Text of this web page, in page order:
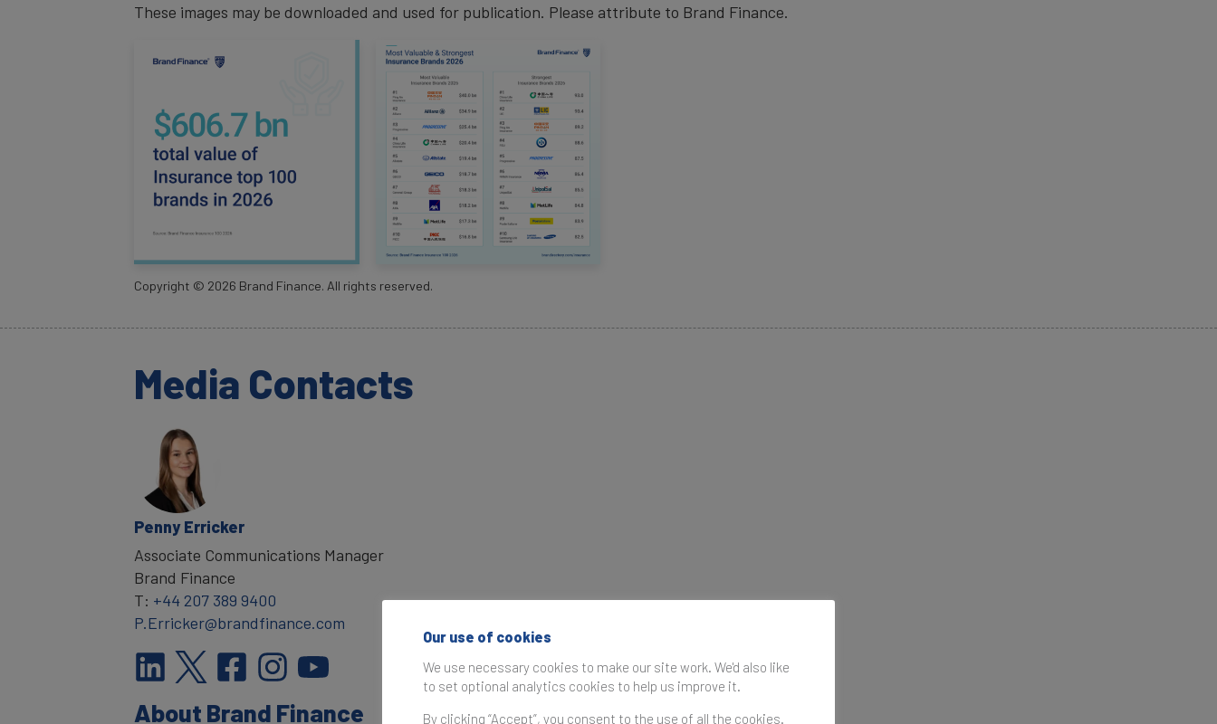
These images may be downloaded and used for publication. Please attribute to Brand Finance.
Copyright © 2026 Brand Finance. All rights reserved.
Media Contacts
Penny Erricker
Associate Communications Manager
Brand Finance
T: +44 207 389 9400
P.Erricker@brandfinance.com
About Brand Finance
Our use of cookies
We use necessary cookies to make our site work. We'd also like
to set optional analytics cookies to help us improve it.
By clicking “Accept”, you consent to the use of all the cookies.